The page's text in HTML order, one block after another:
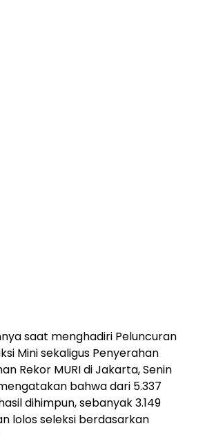
saat menghadiri Peluncuran
Mini sekaligus Penyerahan
Rekor MURI di Jakarta, Senin
bahwa dari 5.337
dihimpun, sebanyak 3.149
lolos seleksi berdasarkan